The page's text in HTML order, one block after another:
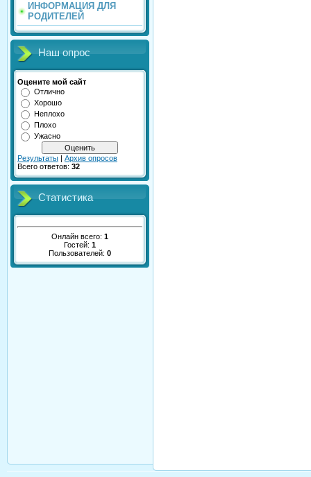
ИНФОРМАЦИЯ ДЛЯ
РОДИТЕЛЕЙ
Наш опрос
Оцените мой сайт
Отлично
Хорошо
Неплохо
Плохо
Ужасно
Результаты | Архив опросов
Всего ответов: 32
Статистика
Онлайн всего: 1
Гостей: 1
Пользователей: 0